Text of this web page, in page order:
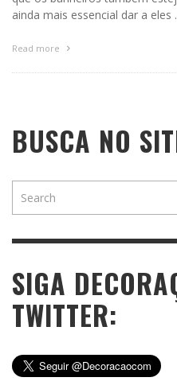
ainda mais essencial dar a eles
Read more
BUSCA NO
SIGA
TWITTER: